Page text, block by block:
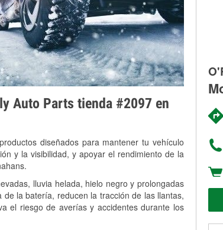
Auto Parts tienda #2097 en
diseñados para mantener tu vehículo
y la visibilidad, y apoyar el rendimiento de la
lluvia helada, hielo negro y prolongadas
la batería, reducen la tracción de las llantas,
el riesgo de averías y accidentes durante los